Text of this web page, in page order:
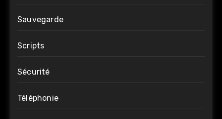
Sauvegarde
Scripts
Sécurité
Téléphonie